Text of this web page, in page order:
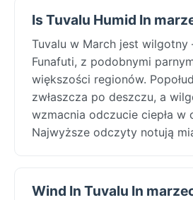
Is Tuvalu Humid In
Tuvalu w March jest
Funafuti, z podobnymi
większości regionów.
zwłaszcza po deszczu, a
wzmacnia odczucie ciepła w
Najwyższe odczyty notują
Wind In Tuvalu In